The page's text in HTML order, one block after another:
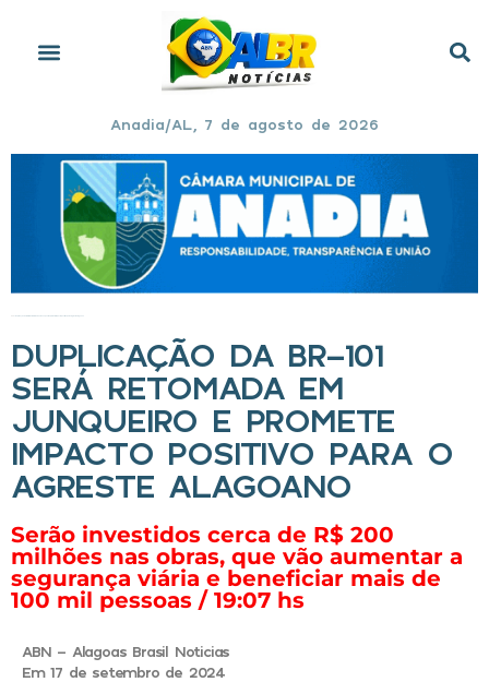
Anadia/AL, 7 de agosto de 2026
DUPLICAÇÃO DA BR-101
SERÁ RETOMADA EM
JUNQUEIRO E PROMETE
IMPACTO POSITIVO PARA O
AGRESTE ALAGOANO
Serão investidos cerca de R$ 200
milhões nas obras, que vão aumentar a
segurança viária e beneficiar mais de
100 mil pessoas / 19:07 hs
ABN - Alagoas Brasil Noticias
Em 17 de setembro de 2024